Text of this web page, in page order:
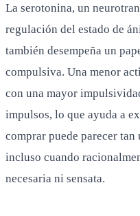
La serotonina, un
regulación del estado de
también desempeña un
compulsiva. Una menor
con una mayor
impulsos, lo que ayuda a
comprar puede parecer
incluso cuando
necesaria ni sensata.